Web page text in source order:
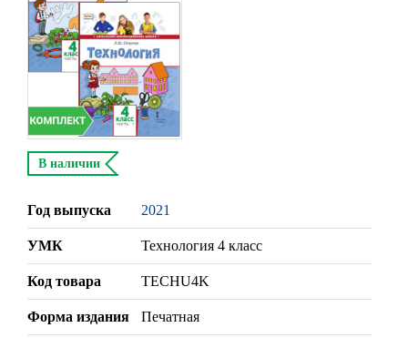
В наличии
Год выпуска 2021
УМК Технология 4 класс
Код товара TECHU4K
Форма издания Печатная